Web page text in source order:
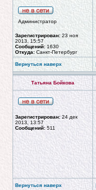
Администратор
Зарегистрирован: 23 ноя
2013, 15:57
Сообщений: 1630
Откуда: Санкт-Петербург
Вернуться наверх
Татьяна Бойкова
Зарегистрирован: 24 дек
2013, 13:57
Сообщений: 511
Вернуться наверх